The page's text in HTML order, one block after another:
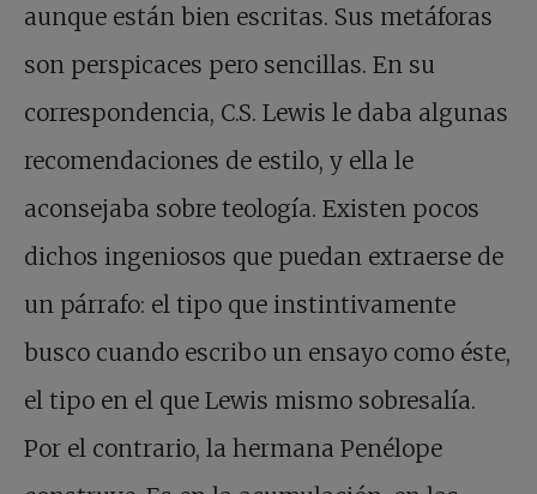
aunque están bien escritas. Sus metáforas
son perspicaces pero sencillas. En su
correspondencia, C.S. Lewis le daba algunas
recomendaciones de estilo, y ella le
aconsejaba sobre teología. Existen pocos
dichos ingeniosos que puedan extraerse de
un párrafo: el tipo que instintivamente
busco cuando escribo un ensayo como éste,
el tipo en el que Lewis mismo sobresalía.
Por el contrario, la hermana Penélope